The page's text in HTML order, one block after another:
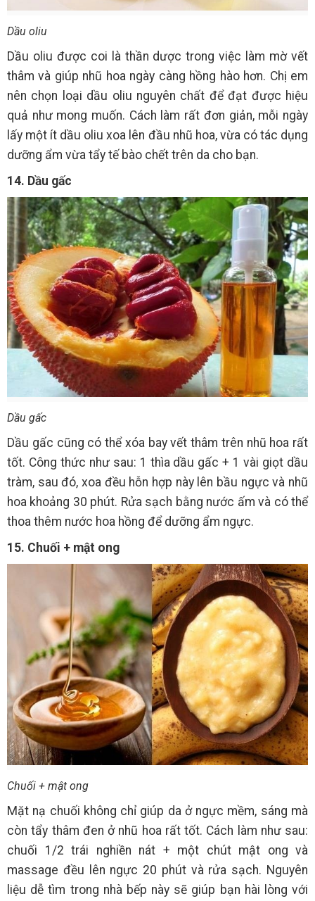
Dầu oliu
Dầu oliu được coi là thần dược trong việc làm mờ vết
thâm và giúp nhũ hoa ngày càng hồng hào hơn. Chị em
nên chọn loại dầu oliu nguyên chất để đạt được hiệu
quả như mong muốn. Cách làm rất đơn giản, mỗi ngày
lấy một ít dầu oliu xoa lên đầu nhũ hoa, vừa có tác dụng
dưỡng ẩm vừa tẩy tế bào chết trên da cho bạn.
14. Dầu gấc
Dầu gấc
Dầu gấc cũng có thể xóa bay vết thâm trên nhũ hoa rất
tốt. Công thức như sau: 1 thìa dầu gấc + 1 vài giọt dầu
tràm, sau đó, xoa đều hỗn hợp này lên bầu ngực và nhũ
hoa khoảng 30 phút. Rửa sạch bằng nước ấm và có thể
thoa thêm nước hoa hồng để dưỡng ẩm ngực.
15. Chuối + mật ong
Chuối + mật ong
Mặt nạ chuối không chỉ giúp da ở ngực mềm, sáng mà
còn tẩy thâm đen ở nhũ hoa rất tốt. Cách làm như sau:
chuối 1/2 trái nghiền nát + một chút mật ong và
massage đều lên ngực 20 phút và rửa sạch. Nguyên
liệu dễ tìm trong nhà bếp này sẽ giúp bạn hài lòng với